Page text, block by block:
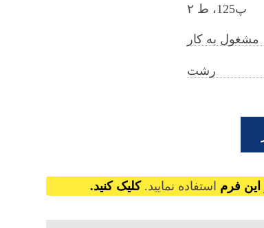
پ125، ط ۲
مشغول به کار
رشت
این فرم استفاده نمایید. کلیک کنید.